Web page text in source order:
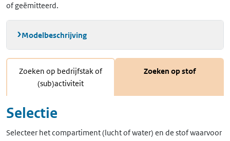
of geëmitteerd.
Modelbeschrijving
Zoeken op bedrijfstak of
(sub)activiteit
Zoeken op stof
Selectie
Selecteer het compartiment (lucht of water) en de stof waarvoor